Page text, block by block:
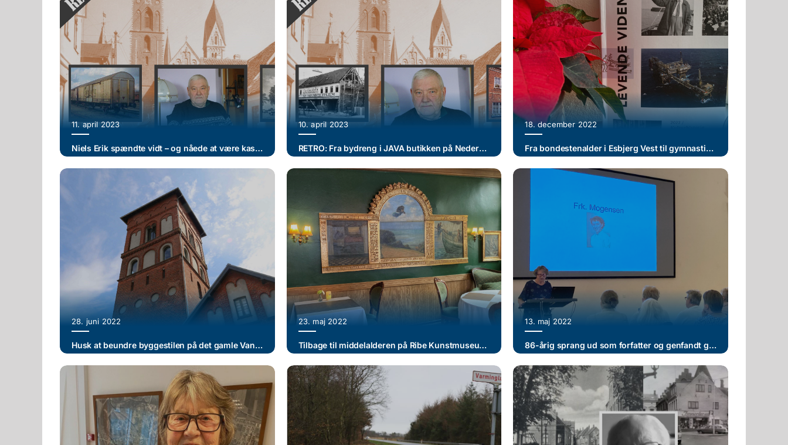
11. april 2023
Niels Erik spændte vidt – og nåede at være kasserer i Ribe HK, forpagter og ølkusk, inden han tog 20 år som taxachauffør
10. april 2023
RETRO: Fra bydreng i JAVA butikken på Nederdammen 38 til disponent i JAVA-marked i Saltgade
18. december 2022
Fra bondestenalder i Esbjerg Vest til gymnastik og olieboringer i det tyvende århundrede – Museernes årsskrift ”Levende Viden” er udkommet
28. juni 2022
Husk at beundre byggestilen på det gamle Vandtårn i Dagmarsgade
23. maj 2022
Tilbage til middelalderen på Ribe Kunstmuseum – ph.d.-projekt kan ændre historien
13. maj 2022
86-årig sprang ud som forfatter og genfandt gamle venner